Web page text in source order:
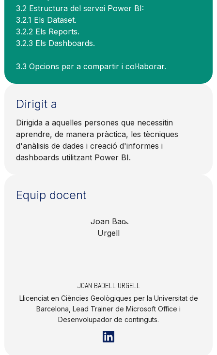
3.2 Estructura del servei Power BI:
3.2.1 Els Dataset.
3.2.2 Els Reports.
3.2.3 Els Dashboards.
3.3 Opcions per a compartir i col·laborar.
Dirigit a
Dirigida a aquelles persones que necessitin
aprendre, de manera pràctica, les tècniques
d'anàlisis de dades i creació d'informes i
dashboards utilitzant Power BI.
Equip docent
JOAN BADELL URGELL
Llicenciat en Ciències Geològiques per la Universitat de
Barcelona, Lead Trainer de Microsoft Office i
Desenvolupador de continguts.